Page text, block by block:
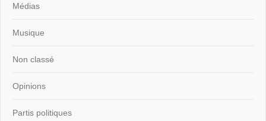
Médias
Musique
Non classé
Opinions
Partis politiques